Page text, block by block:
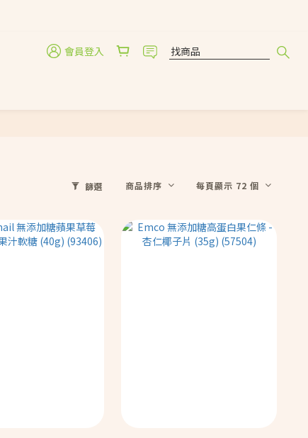
會員登入
篩選 商品排序 每頁顯示 72 個